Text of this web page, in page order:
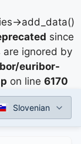
>add_data()
since
are ignored by
euribor-
on line 6170
Slovenian